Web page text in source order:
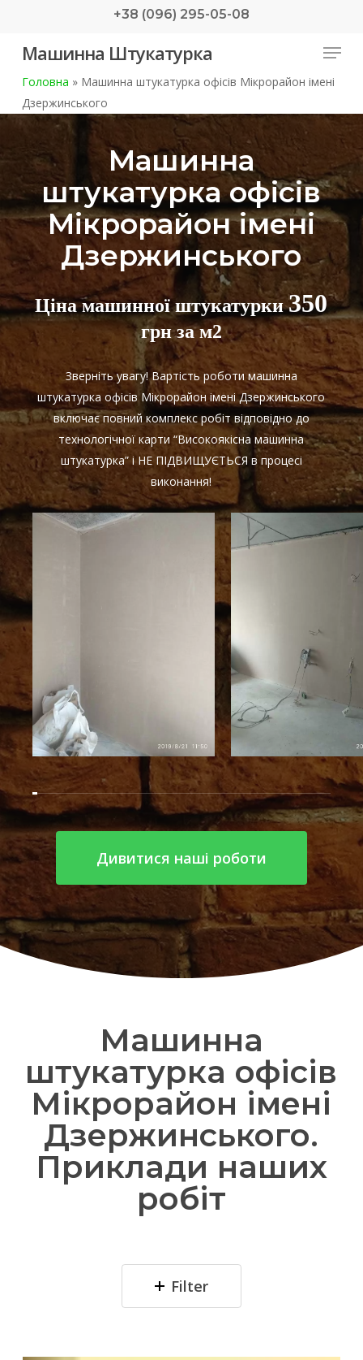
main
+38 (096) 295-05-08
Машинна Штукатурка Menu
Головна »Машинна штукатурка офісів Мікрорайон імені
Дзержинського
Машинна
штукатурка офісів
Мікрорайон імені
Дзержинського
Ціна машинної штукатурки350
грн за м2
Зверніть увагу! Вартість роботи машинна
штукатурка офісів Мікрорайон імені Дзержинського
включає повний комплекс робіт відповідно до
технологічної карти “Високоякісна машинна
штукатурка” і НЕ ПІДВИЩУЄТЬСЯ в процесі
виконання!
Дивитися наші роботи
Машинна
штукатурка офісів
Мікрорайон імені
Дзержинського.
Приклади наших
робіт
Filter